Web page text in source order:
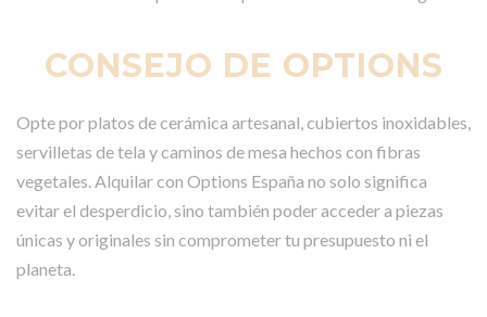
CONSEJO DE OPTIONS
Opte por platos de cerámica artesanal, cubiertos inoxidables,
servilletas de tela y caminos de mesa hechos con fibras
vegetales. Alquilar con Options España no solo significa
evitar el desperdicio, sino también poder acceder a piezas
únicas y originales sin comprometer tu presupuesto ni el
planeta.